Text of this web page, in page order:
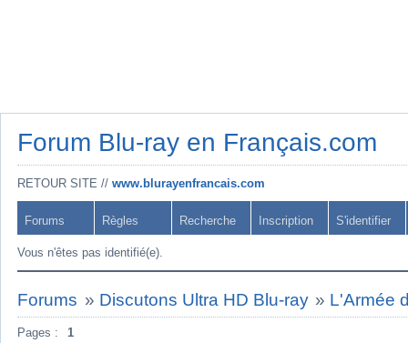
Forum Blu-ray en Français.com
RETOUR SITE // www.blurayenfrancais.com
Forums Règles Recherche Inscription S'identifier
Vous n'êtes pas identifié(e).
Forums » Discutons Ultra HD Blu-ray » L'Armée
Pages : 1